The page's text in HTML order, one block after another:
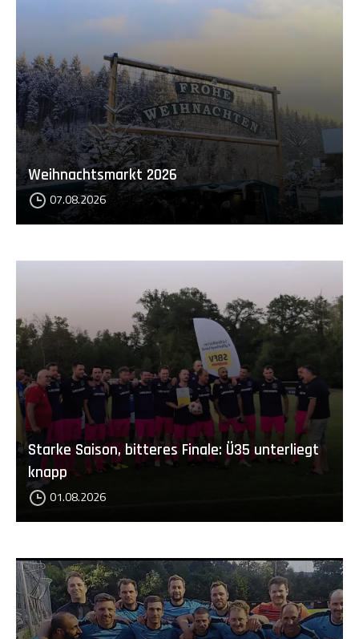
Weihnachtsmarkt 2026
07.08.2026
Starke Saison, bitteres Finale: Ü35 unterliegt
knapp
01.08.2026